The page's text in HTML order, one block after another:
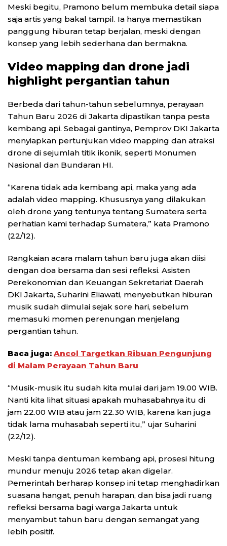
Meski begitu, Pramono belum membuka detail siapa
saja artis yang bakal tampil. Ia hanya memastikan
panggung hiburan tetap berjalan, meski dengan
konsep yang lebih sederhana dan bermakna.
Video mapping dan drone jadi
highlight pergantian tahun
Berbeda dari tahun-tahun sebelumnya, perayaan
Tahun Baru 2026 di Jakarta dipastikan tanpa pesta
kembang api. Sebagai gantinya, Pemprov DKI Jakarta
menyiapkan pertunjukan video mapping dan atraksi
drone di sejumlah titik ikonik, seperti Monumen
Nasional dan Bundaran HI.
“Karena tidak ada kembang api, maka yang ada
adalah video mapping. Khususnya yang dilakukan
oleh drone yang tentunya tentang Sumatera serta
perhatian kami terhadap Sumatera,” kata Pramono
(22/12).
Rangkaian acara malam tahun baru juga akan diisi
dengan doa bersama dan sesi refleksi. Asisten
Perekonomian dan Keuangan Sekretariat Daerah
DKI Jakarta, Suharini Eliawati, menyebutkan hiburan
musik sudah dimulai sejak sore hari, sebelum
memasuki momen perenungan menjelang
pergantian tahun.
Baca juga: Ancol Targetkan Ribuan Pengunjung
di Malam Perayaan Tahun Baru
“Musik-musik itu sudah kita mulai dari jam 19.00 WIB.
Nanti kita lihat situasi apakah muhasabahnya itu di
jam 22.00 WIB atau jam 22.30 WIB, karena kan juga
tidak lama muhasabah seperti itu,” ujar Suharini
(22/12).
Meski tanpa dentuman kembang api, prosesi hitung
mundur menuju 2026 tetap akan digelar.
Pemerintah berharap konsep ini tetap menghadirkan
suasana hangat, penuh harapan, dan bisa jadi ruang
refleksi bersama bagi warga Jakarta untuk
menyambut tahun baru dengan semangat yang
lebih positif.